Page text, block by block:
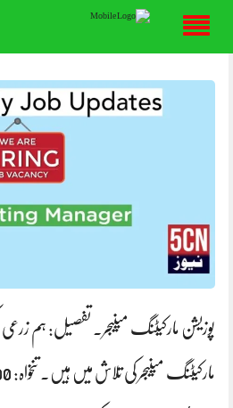
پوزیشن مارکیٹنگ مینیجر۔ تفصیل: ہم